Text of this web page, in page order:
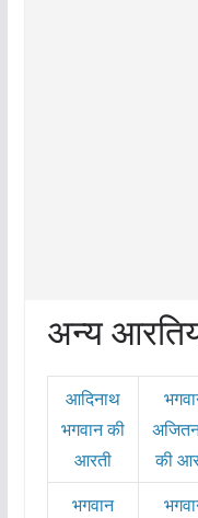
अन्य
आदिनाथ
भगवान की
आरती
की
भगवान